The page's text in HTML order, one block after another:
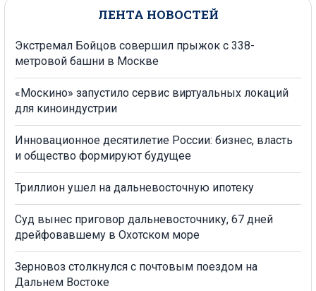
ЛЕНТА НОВОСТЕЙ
Экстремал Бойцов совершил прыжок с 338-
метровой башни в Москве
«Москино» запустило сервис виртуальных локаций
для киноиндустрии
Инновационное десятилетие России: бизнес, власть
и общество формируют будущее
Триллион ушел на дальневосточную ипотеку
Суд вынес приговор дальневосточнику, 67 дней
дрейфовавшему в Охотском море
Зерновоз столкнулся с почтовым поездом на
Дальнем Востоке